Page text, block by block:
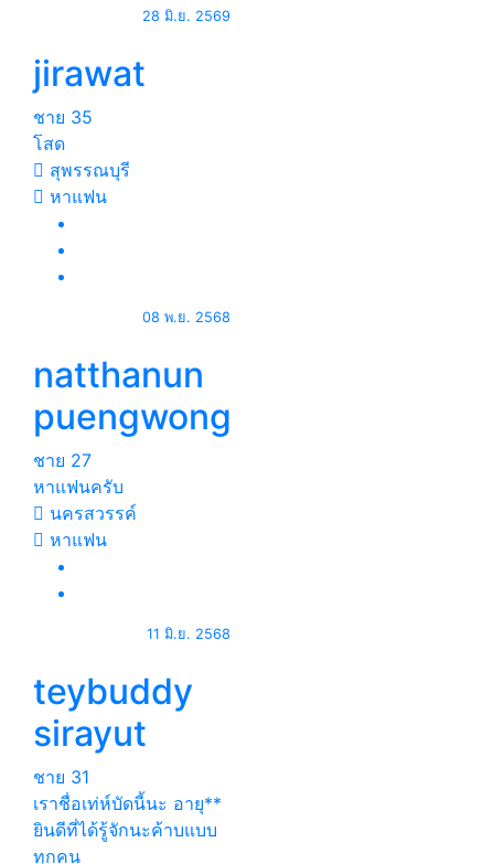
28 มิ.ย. 2569
jirawat
ชาย 35
โสด
สุพรรณบุรี
หาแฟน
08 พ.ย. 2568
natthanun
puengwong
ชาย 27
หาแฟนครับ
นครสวรรค์
หาแฟน
11 มิ.ย. 2568
teybuddy
sirayut
ชาย 31
เราชื่อเท่ห์บัดนี้นะ อายุ**
ยินดีที่ได้รู้จักนะค้าบแบบ
ทุกคน